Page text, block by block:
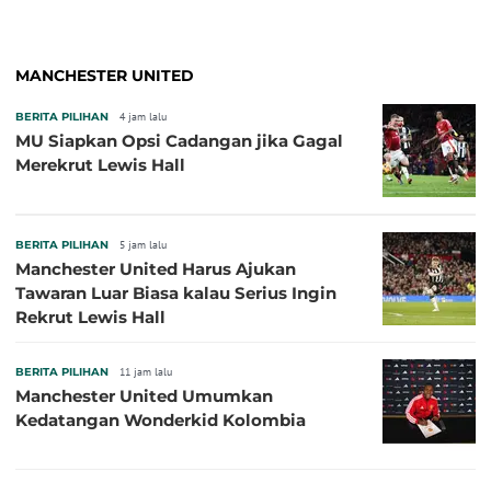
MANCHESTER UNITED
BERITA PILIHAN 4 jam lalu
MU Siapkan Opsi Cadangan jika Gagal
Merekrut Lewis Hall
BERITA PILIHAN 5 jam lalu
Manchester United Harus Ajukan
Tawaran Luar Biasa kalau Serius Ingin
Rekrut Lewis Hall
BERITA PILIHAN 11 jam lalu
Manchester United Umumkan
Kedatangan Wonderkid Kolombia